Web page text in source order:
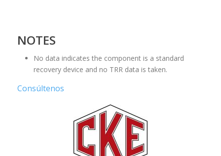
NOTES
No data indicates the component is a standard
recovery device and no TRR data is taken.
Consúltenos